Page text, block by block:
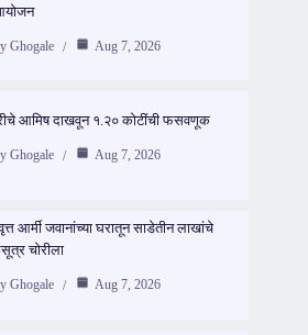
Ghogale Aug 7, 2026
आमिष दाखवून १.२० कोटींची फसवणूक
Ghogale Aug 7, 2026
आर्मी जवानांच्या घरातून साडेतीन लाखांचे
चोरीला
Ghogale Aug 7, 2026